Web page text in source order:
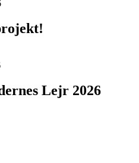
Lejr 2026